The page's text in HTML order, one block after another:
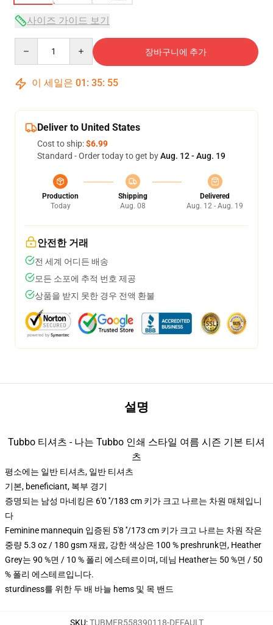
사이즈 가이드 보기
장바구니에 추가
이 세일은 01 : 35: 54
Deliver to United States
Cost to ship:$6.99
Standard - Order today to get byAug. 12 - Aug. 19
Production
Today
Shipping
Aug. 08
Delivered
Aug. 12 - Aug. 19
안전한 거래
전 세계 어디든 배송
모든 소포에 추적 번호 제공
상품을 받지 못한 경우 전액 환불
설명
Tubbo 티셔츠 - 나는 Tubbo 인쇄 스타일 여름 시즌 기본 티셔
츠
평소에는 일반 티셔츠, 일반 티셔츠
기본, beneficiant, 복부 경기
증명되는 남성 마네킹은 6'0 ′′/183 cm 키가 크고 나르는 차원 매체입니
다
Feminine mannequin 입증된 5'8 ′′/173 cm 키가 크고 나르는 차원 작은
중량 5.3 oz / 180 gsm 재료, 강한 색상은 100 % preshrunk면, Heather
Grey는 90 %면 / 10 % 폴리 에스테르이며, 데님 Heather는 50 %면 / 50
% 폴리 에스테르입니다.
sturdiness를 위한 두 배 바늘 hems 및 목 밴드
SKU:TUBMER558390118-DEFAULT